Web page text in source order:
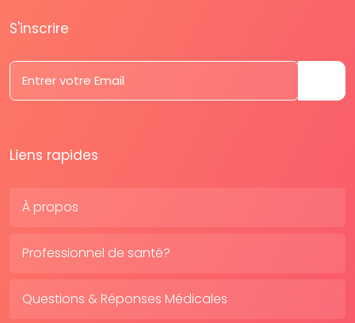
S'inscrire
Liens rapides
À propos
Professionnel de santé?
Questions & Réponses Médicales